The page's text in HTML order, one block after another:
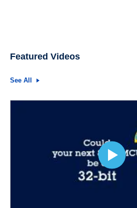
Featured Videos
See All